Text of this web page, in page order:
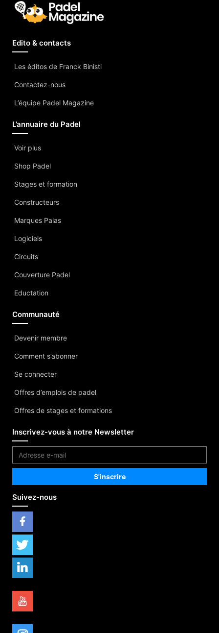
Edito & contacts
Les éditos de Franck Binisti
Contactez-nous
L’équipe Padel Magazine
L’annuaire du Padel
Voir plus
Shop Padel
Stages et formation
Constructeurs
Marques Palas
Logiciels
Circuits
Couverture Padel
Eductation
Communauté
Devenir membre
Comment s’abonner
Se connecter
Offres d’emplois de padel
Offres de stages et formations
Inscrivez-vous à notre Newsletter
Suivez-nous